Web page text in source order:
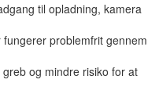
til opladning, kamera
fungerer problemfrit gennem
greb og mindre risiko for at